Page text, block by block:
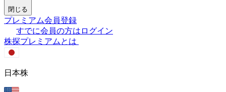
閉じる
プレミアム会員登録
すでに会員の方はログイン
株探プレミアムとは
日本株